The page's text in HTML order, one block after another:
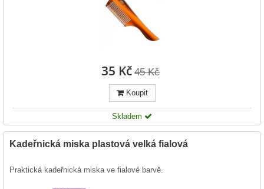
35 Kč 45 Kč
Koupit
Skladem
Kadeřnická miska plastová velká fialová
Praktická kadeřnická miska ve fialové barvě.